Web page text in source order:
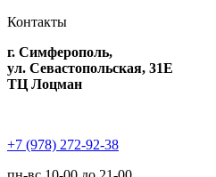
Контакты
г. Симферополь,
ул. Севастопольская, 31Е
ТЦ Лоцман
+7 (978) 272-92-38